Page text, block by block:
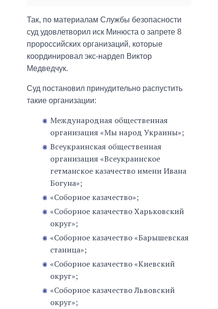
Так, по материалам Службы безопасности
суд удовлетворил иск Минюста о запрете 8
пророссийских организаций, которые
координировал экс-нардеп Виктор
Медведчук.
Суд постановил принудительно распустить
такие организации:
Международная общественная
организация «Мы народ Украины»;
Всеукраинская общественная
организация «Всеукраинское
гетманское казачество имени Ивана
Богуна»;
«Соборное казачество»;
«Соборное казачество Харьковский
округ»;
«Соборное казачество «Барышевская
станица»;
«Соборное казачество «Киевский
округ»;
«Соборное казачество Львовский
округ»;